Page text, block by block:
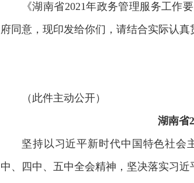
《湖南省2021年政务管理服务工作
府同意，现印发给你们，请结合实际认真
（此件主动公开）
湖南省
坚持以习近平新时代中国特色社会
中、四中、五中全会精神，坚决落实习